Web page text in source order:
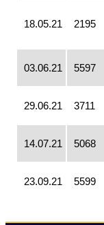
18.05.21 2195
03.06.21 5597
29.06.21 3711
14.07.21 5068
23.09.21 5599